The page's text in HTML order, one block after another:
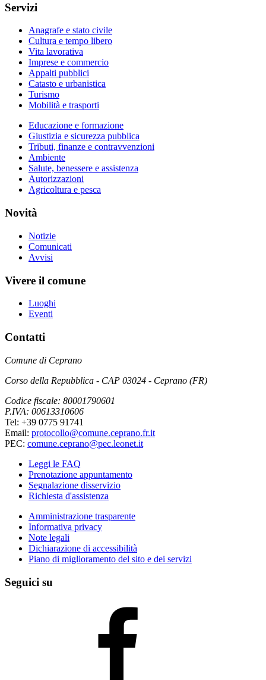
Servizi
Anagrafe e stato civile
Cultura e tempo libero
Vita lavorativa
Imprese e commercio
Appalti pubblici
Catasto e urbanistica
Turismo
Mobilità e trasporti
Educazione e formazione
Giustizia e sicurezza pubblica
Tributi, finanze e contravvenzioni
Ambiente
Salute, benessere e assistenza
Autorizzazioni
Agricoltura e pesca
Novità
Notizie
Comunicati
Avvisi
Vivere il comune
Luoghi
Eventi
Contatti
Comune di Ceprano
Corso della Repubblica - CAP 03024 - Ceprano (FR)
Codice fiscale: 80001790601
P.IVA: 00613310606
Tel: +39 0775 91741
Email: protocollo@comune.ceprano.fr.it
PEC: comune.ceprano@pec.leonet.it
Leggi le FAQ
Prenotazione appuntamento
Segnalazione disservizio
Richiesta d'assistenza
Amministrazione trasparente
Informativa privacy
Note legali
Dichiarazione di accessibilità
Piano di miglioramento del sito e dei servizi
Seguici su